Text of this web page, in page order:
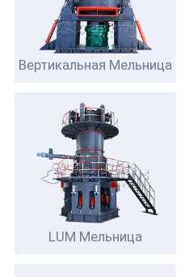
Вертикальная Мельница
LUM Мельница